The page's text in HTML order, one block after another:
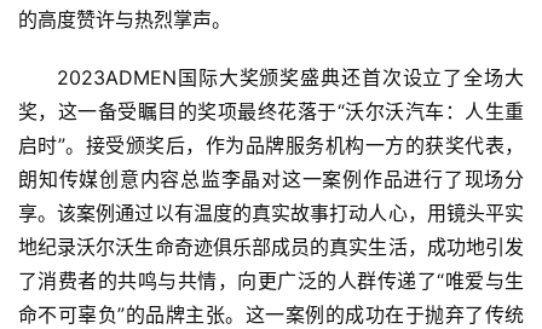
的高度赞许与热烈掌声。
2023ADMEN国际大奖颁奖盛典还首次设立了全场大
奖，这一备受瞩目的奖项最终花落于“沃尔沃汽车：人生重
启时”。接受颁奖后，作为品牌服务机构一方的获奖代表，
朗知传媒创意内容总监李晶对这一案例作品进行了现场分
享。该案例通过以有温度的真实故事打动人心，用镜头平实
地纪录沃尔沃生命奇迹俱乐部成员的真实生活，成功地引发
了消费者的共鸣与共情，向更广泛的人群传递了“唯爱与生
命不可辜负”的品牌主张。这一案例的成功在于抛弃了传统